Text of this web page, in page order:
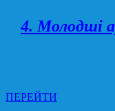
4. Молодші
ПЕРЕЙТИ